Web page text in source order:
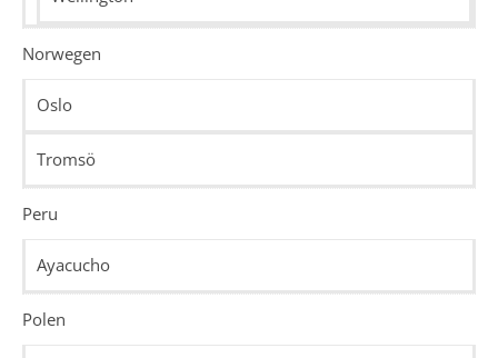
Norwegen
Oslo
Tromsö
Peru
Ayacucho
Polen